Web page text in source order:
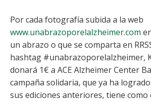
Por cada fotografía subida a la web
www.unabrazoporelalzheimer.com
un abrazo o que se comparta en
hashtag #unabrazoporelalzheimer,
donará 1€ a ACE Alzheimer Center
campaña solidaria, que ya ha
sus ediciones anteriores, tiene como